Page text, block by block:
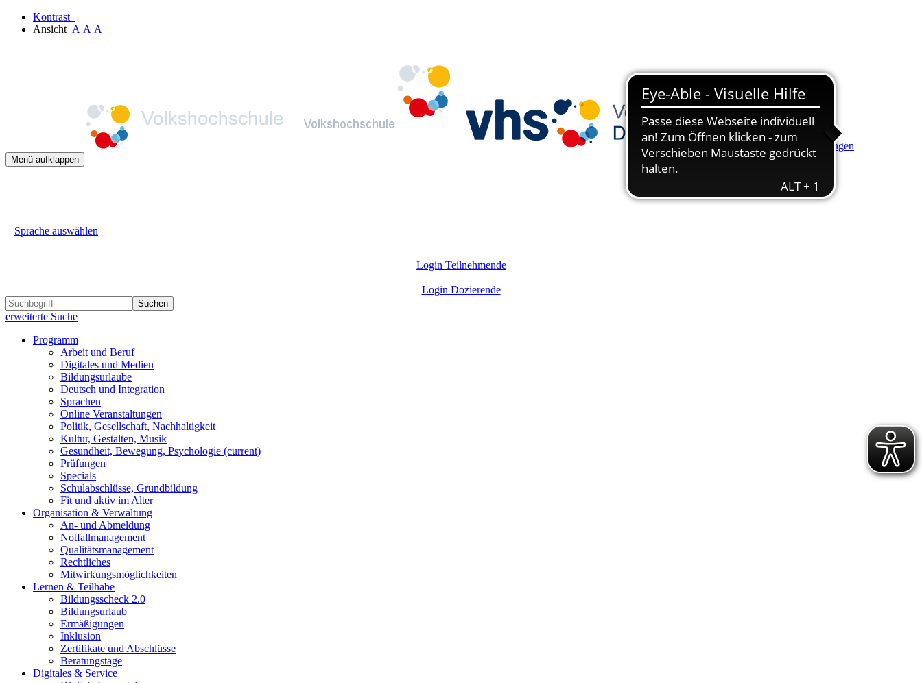
Kontrast
Ansicht A A A
Hauptinhalt anspringen
Menü aufklappen
Sprache auswählen
Login Teilnehmende
Login Dozierende
Suchen
erweiterte Suche
Programm
Arbeit und Beruf
Digitales und Medien
Bildungsurlaube
Deutsch und Integration
Sprachen
Online Veranstaltungen
Politik, Gesellschaft, Nachhaltigkeit
Kultur, Gestalten, Musik
Gesundheit, Bewegung, Psychologie (current)
Prüfungen
Specials
Schulabschlüsse, Grundbildung
Fit und aktiv im Alter
Organisation & Verwaltung
An- und Abmeldung
Notfallmanagement
Qualitätsmanagement
Rechtliches
Mitwirkungsmöglichkeiten
Lernen & Teilhabe
Bildungsscheck 2.0
Bildungsurlaub
Ermäßigungen
Inklusion
Zertifikate und Abschlüsse
Beratungstage
Digitales & Service